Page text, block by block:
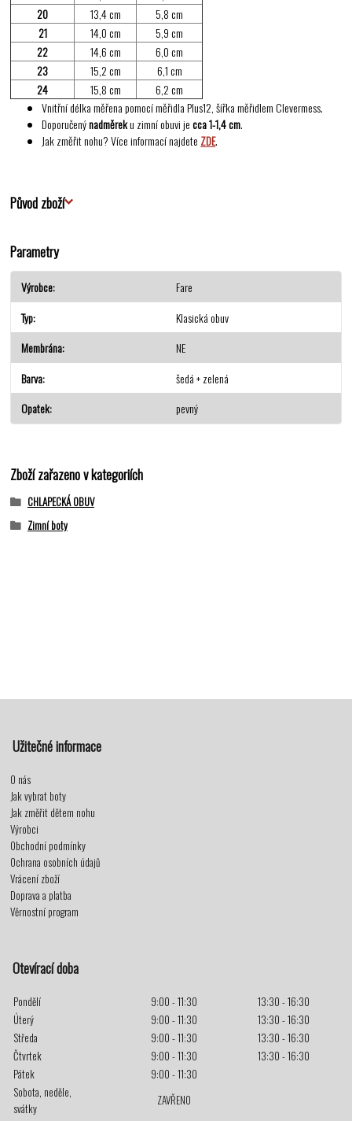
20
13,4 cm
5,8 cm
21
14,0 cm
5,9 cm
22
14,6 cm
6,0 cm
23
15,2 cm
6,1 cm
24
15,8 cm
6,2 cm
Vnitřní délka měřena pomocí měřidla Plus12, šířka měřidlem Clevermess.
Doporučenýnadměreku zimní obuvi jecca 1-1,4 cm.
Jak změřit nohu? Více informací najdete ZDE.
Původ zboží
Parametry
Výrobce
Fare
Typ
Klasická obuv
Membrána
NE
Barva
šedá + zelená
Opatek
pevný
Zboží zařazeno v kategoriích
CHLAPECKÁ OBUV
Zimní boty
Užitečné informace
O nás
Jak vybrat boty
Jak změřit dětem nohu
Výrobci
Obchodní podmínky
Ochrana osobních údajů
Vrácení zboží
Doprava a platba
Věrnostní program
Otevírací doba
Pondělí 9:00 - 11:30
13:30 - 16:30
Úterý
9:00 - 11:30
13:30 - 16:30
Středa
9:00 - 11:30
13:30 - 16:30
Čtvrtek
9:00 - 11:30
13:30 - 16:30
Pátek
9:00 - 11:30
Sobota, neděle,
svátky
ZAVŘENO